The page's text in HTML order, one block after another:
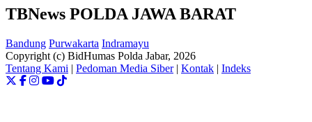
TBNews POLDA JAWA BARAT
Bandung Purwakarta Indramayu
Copyright (c) BidHumas Polda Jabar, 2026
Tentang Kami | Pedoman Media Siber| Kontak | Indeks